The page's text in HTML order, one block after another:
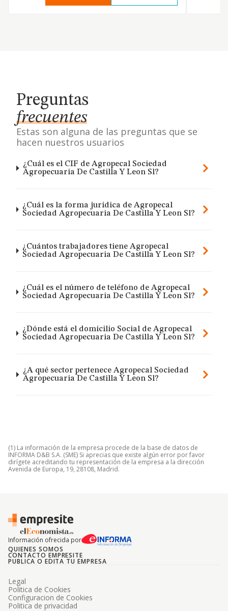
Preguntas
frecuentes
Estas son alguna de las preguntas que se
hacen nuestros usuarios
¿Cuál es el CIF de Agropecal Sociedad
Agropecuaria De Castilla Y Leon Sl?
¿Cuál es la forma jurídica de Agropecal
Sociedad Agropecuaria De Castilla Y Leon Sl?
¿Cuántos trabajadores tiene Agropecal
Sociedad Agropecuaria De Castilla Y Leon Sl?
¿Cuál es el número de teléfono de Agropecal
Sociedad Agropecuaria De Castilla Y Leon Sl?
¿Dónde está el domicilio Social de Agropecal
Sociedad Agropecuaria De Castilla Y Leon Sl?
¿A qué sector pertenece Agropecal Sociedad
Agropecuaria De Castilla Y Leon Sl?
(1) La información de la empresa procede de la base de datos de
INFORMA D&B S.A. (SME) Si aprecias que existe algún error por favor
dirígete acreditando tu representación de la empresa a la dirección
Avenida de Europa, 19, 28108, Madrid.
Información ofrecida por
QUIENES SOMOS
CONTACTO EMPRESITE
PUBLICA O EDITA TU EMPRESA
Legal
Politica de Cookies
Configuracion de Cookies
Politica de privacidad